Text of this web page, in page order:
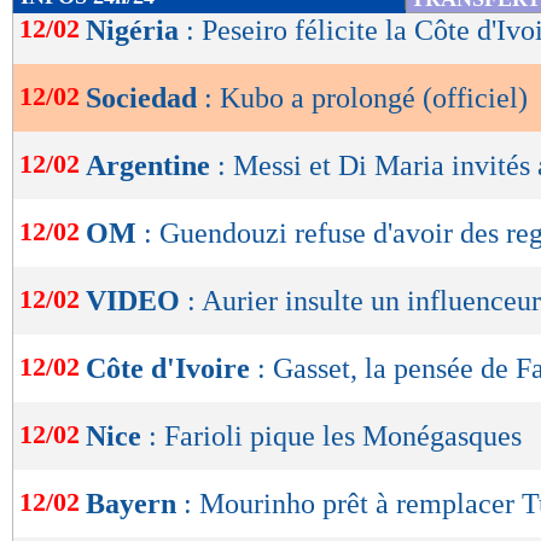
de
lecture
OK
12/02 Nigéria : Peseiro félicite la Côte
12/02 Sociedad : Kubo a prolongé (officiel)
12/02 Argentine : Messi et Di Maria invités
12/02 OM : Guendouzi refuse d'avoir des
12/02 VIDEO : Aurier insulte un
12/02 Côte d'Ivoire : Gasset, la pensée de
12/02 Nice : Farioli pique les Monégasques
12/02 Bayern : Mourinho prêt à remplacer